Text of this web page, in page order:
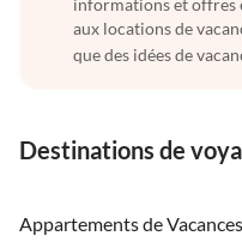
aux locations de
que des idées de
Destinations de
Appartements de